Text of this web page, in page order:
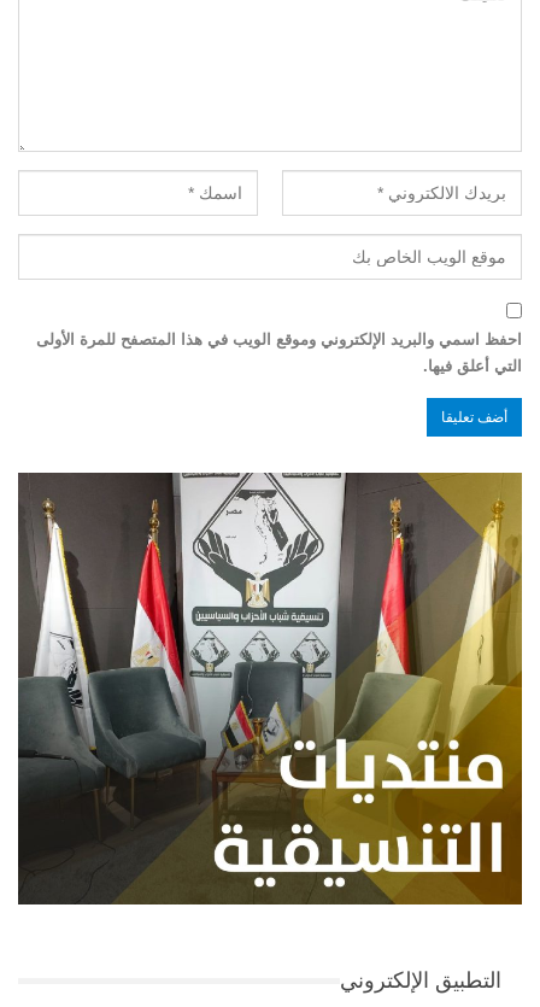
احفظ اسمي والبريد الإلكتروني وموقع الويب في هذا المتصفح للمرة الأولى
التي أعلق فيها.
التطبيق الإلكتروني